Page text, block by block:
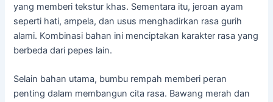
yang memberitekstur khas. Sementara itu, jeroanayam
seperti hati,ampela,dan usus menghadirkan rasagurih
alami. Kombinasi bahan ini menciptakan karakter rasayang
berbedadari pepes lain.
Selain bahan utama, bumbu rempah memberi peran
pentingdalam membanguncita rasa. Bawang merahdan